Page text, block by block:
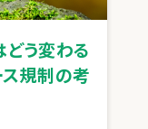
う変わる
規制の考